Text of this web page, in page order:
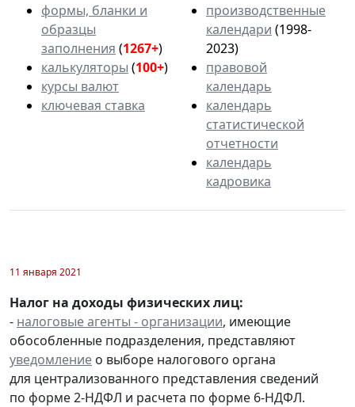
формы, бланки и
образцы
заполнения (1267+)
калькуляторы (100+)
курсы валют
ключевая ставка
производственные
календари (1998-
2023)
правовой
календарь
календарь
статистической
отчетности
календарь
кадровика
11 января 2021
Налог на доходы физических лиц:
- налоговые агенты - организации, имеющие
обособленные подразделения, представляют
уведомление о выборе налогового органа
для централизованного представления сведений
по форме 2-НДФЛ и расчета по форме 6-НДФЛ.